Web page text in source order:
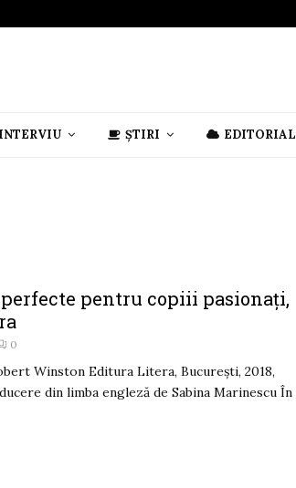
INTERVIU ȘTIRI EDITORIAL
pentru copiii pasionați,
0
Winston Editura Litera, București, 2018,
din limba engleză de Sabina Marinescu În